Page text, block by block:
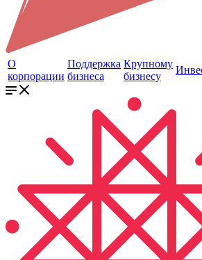
О
корпорации
Поддержка
бизнеса
Крупному
бизнесу